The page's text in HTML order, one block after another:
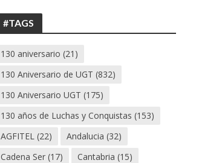
#TAGS
130 aniversario (21)
130 Aniversario de UGT (832)
130 Aniversario UGT (175)
130 años de Luchas y Conquistas (153)
AGFITEL (22) Andalucia (32)
Cadena Ser (17) Cantabria (15)